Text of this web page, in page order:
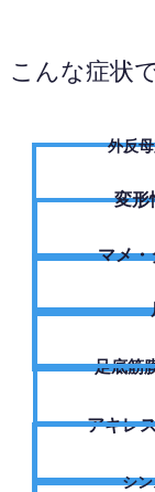
こんな症状
外反
変形
マメ・
足底筋
アキレ
シ